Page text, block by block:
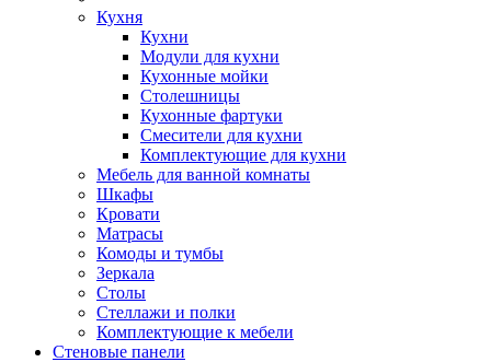
Кухня
Кухни
Модули для кухни
Кухонные мойки
Столешницы
Кухонные фартуки
Смесители для кухни
Комплектующие для кухни
Мебель для ванной комнаты
Шкафы
Кровати
Матрасы
Комоды и тумбы
Зеркала
Столы
Стеллажи и полки
Комплектующие к мебели
Стеновые панели